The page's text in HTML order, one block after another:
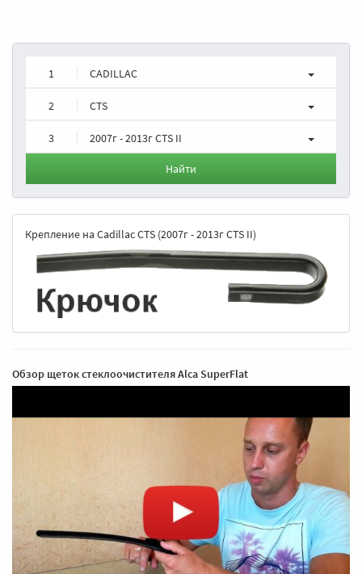
1 CADILLAC
2 CTS
3 2007г - 2013г CTS II
Найти
Крепление на Cadillac CTS (2007г - 2013г CTS II)
Обзор щеток стеклоочистителя Alca SuperFlat